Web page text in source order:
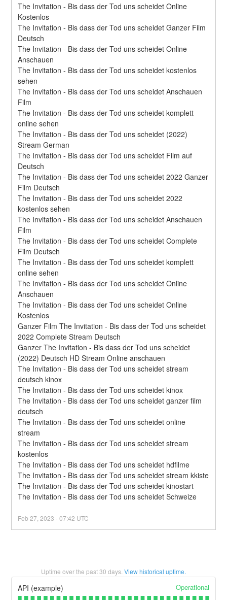
The Invitation - Bis dass der Tod uns scheidet Online
Kostenlos
The Invitation - Bis dass der Tod uns scheidet Ganzer Film
Deutsch
The Invitation - Bis dass der Tod uns scheidet Online
Anschauen
The Invitation - Bis dass der Tod uns scheidet kostenlos
sehen
The Invitation - Bis dass der Tod uns scheidet Anschauen
Film
The Invitation - Bis dass der Tod uns scheidet komplett
online sehen
The Invitation - Bis dass der Tod uns scheidet (2022)
Stream German
The Invitation - Bis dass der Tod uns scheidet Film auf
Deutsch
The Invitation - Bis dass der Tod uns scheidet 2022 Ganzer
Film Deutsch
The Invitation - Bis dass der Tod uns scheidet 2022
kostenlos sehen
The Invitation - Bis dass der Tod uns scheidet Anschauen
Film
The Invitation - Bis dass der Tod uns scheidet Complete
Film Deutsch
The Invitation - Bis dass der Tod uns scheidet komplett
online sehen
The Invitation - Bis dass der Tod uns scheidet Online
Anschauen
The Invitation - Bis dass der Tod uns scheidet Online
Kostenlos
Ganzer Film The Invitation - Bis dass der Tod uns scheidet
2022 Complete Stream Deutsch
Ganzer The Invitation - Bis dass der Tod uns scheidet
(2022) Deutsch HD Stream Online anschauen
The Invitation - Bis dass der Tod uns scheidet stream
deutsch kinox
The Invitation - Bis dass der Tod uns scheidet kinox
The Invitation - Bis dass der Tod uns scheidet ganzer film
deutsch
The Invitation - Bis dass der Tod uns scheidet online
stream
The Invitation - Bis dass der Tod uns scheidet stream
kostenlos
The Invitation - Bis dass der Tod uns scheidet hdfilme
The Invitation - Bis dass der Tod uns scheidet stream kkiste
The Invitation - Bis dass der Tod uns scheidet kinostart
The Invitation - Bis dass der Tod uns scheidet Schweize
Feb27 ,2023 -07:42 UTC
Uptime over the past30 days. View historical uptime.
API (example) Operational